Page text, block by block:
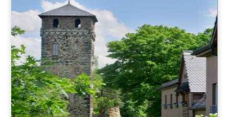
RESTAURANT